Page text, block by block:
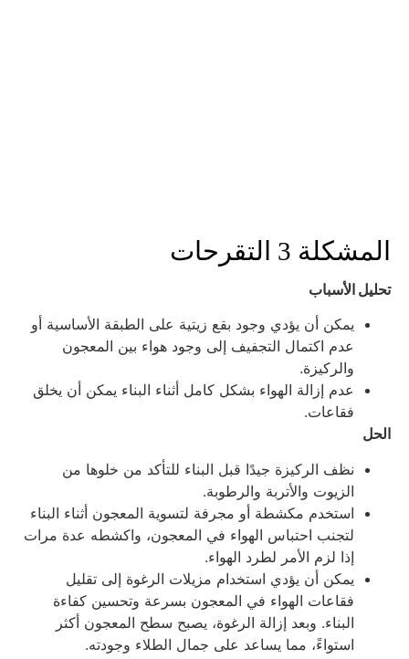
3 التقرحات
الأسباب
يمكن أن يؤدي وجود بقع زيتية على الطبقة الأساسية أو
عدم اكتمال التجفيف إلى وجود هواء بين المعجون
والركيزة.
عدم إزالة الهواء بشكل كامل أثناء البناء يمكن أن يخلق
فقاعات.
نظف الركيزة جيدًا قبل البناء للتأكد من خلوها من
الزيوت والأتربة والرطوبة.
استخدم مكشطة أو مجرفة لتسوية المعجون أثناء البناء
لتجنب احتباس الهواء في المعجون، واكشطه عدة مرات
إذا لزم الأمر لطرد الهواء.
يمكن أن يؤدي استخدام مزيلات الرغوة إلى تقليل
فقاعات الهواء في المعجون بسرعة وتحسين كفاءة
البناء. وبعد إزالة الرغوة، يصبح سطح المعجون أكثر
استواءً، مما يساعد على جمال الطلاء وجودته.